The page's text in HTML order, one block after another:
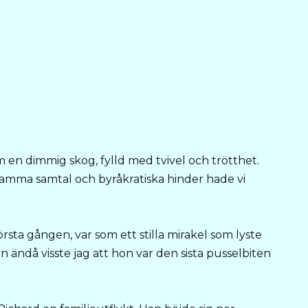
en dimmig skog, fylld med tvivel och trötthet.
samtal och byråkratiska hinder hade vi
gången, var som ett stilla mirakel som lyste
ändå visste jag att hon var den sista pusselbiten